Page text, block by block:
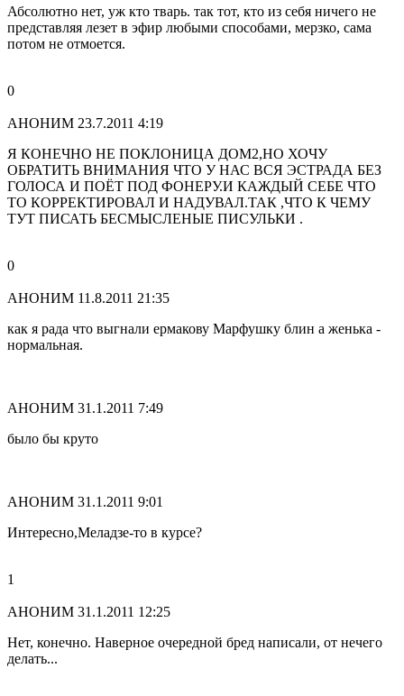
Абсолютно нет, уж кто тварь. так тот, кто из себя ничего не
представляя лезет в эфир любыми способами, мерзко, сама
потом не отмоется.
0
АНОНИМ 23.7.2011 4:19
Я КОНЕЧНО НЕ ПОКЛОНИЦА ДОМ2,НО ХОЧУ
ОБРАТИТЬ ВНИМАНИЯ ЧТО У НАС ВСЯ ЭСТРАДА БЕЗ
ГОЛОСА И ПОЁТ ПОД ФОНЕРУ.И КАЖДЫЙ СЕБЕ ЧТО
ТО КОРРЕКТИРОВАЛ И НАДУВАЛ.ТАК ,ЧТО К ЧЕМУ
ТУТ ПИСАТЬ БЕСМЫСЛЕНЫЕ ПИСУЛЬКИ .
0
АНОНИМ 11.8.2011 21:35
как я рада что выгнали ермакову Марфушку блин а женька -
нормальная.
АНОНИМ 31.1.2011 7:49
было бы круто
АНОНИМ 31.1.2011 9:01
Интересно,Меладзе-то в курсе?
1
АНОНИМ 31.1.2011 12:25
Нет, конечно. Наверное очередной бред написали, от нечего
делать...